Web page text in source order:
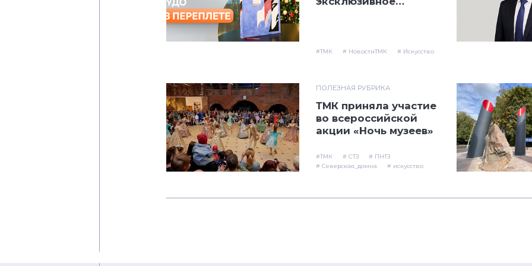
#ТМК # НовостиТМК # Искусство
ПОЛЕЗНАЯ РУБРИКА
ТМК приняла участие
во всероссийской
акции «Ночь музеев»
#ТМК # СТЗ
# ПНТЗ
# Северская_домна
# искусство